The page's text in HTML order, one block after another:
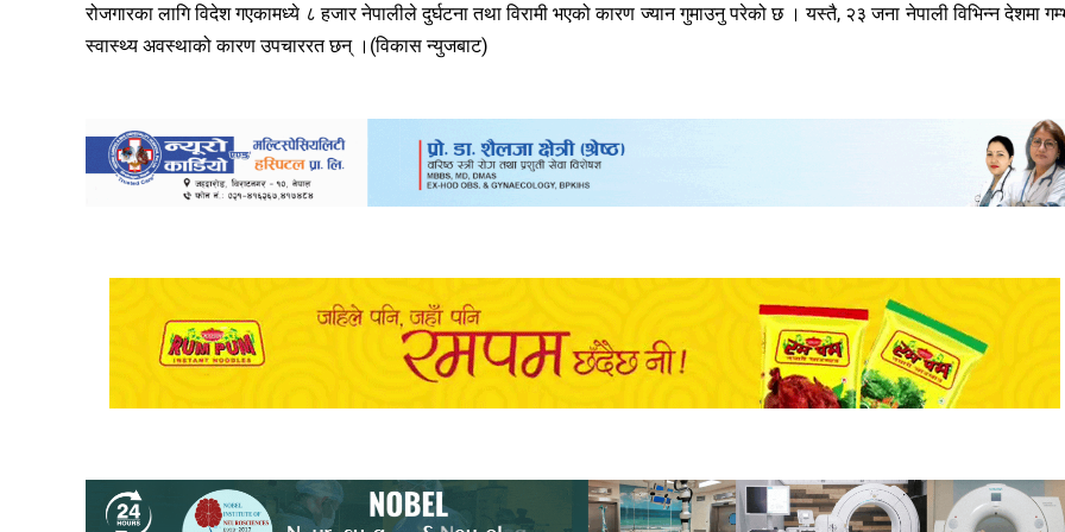
रोजगारका लागि विदेश गएकामध्ये ८ हजार नेपालीले दुर्घटना तथा विरामी भएको कारण ज्यान गुमाउनु परेको छ । यस्तै, २३ जना नेपाली विभिन्न देशमा
स्वास्थ्य अवस्थाको कारण उपचाररत छन् ।(विकास न्युजबाट)